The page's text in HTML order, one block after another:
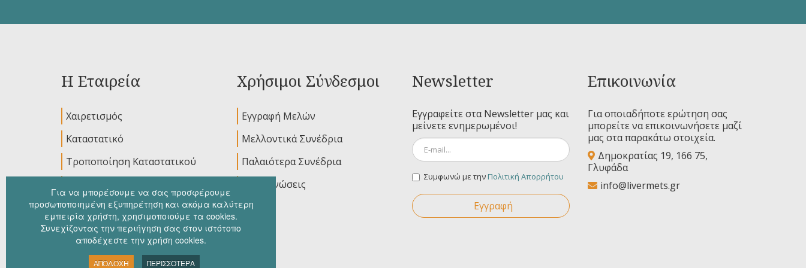
Η Εταιρεία
Χαιρετισμός
Καταστατικό
Τροποποίηση Καταστατικού
Χρήσιμοι Σύνδεσμοι
Εγγραφή Μελών
Μελλοντικά Συνέδρια
Παλαιότερα Συνέδρια
Ανακοινώσεις
Newsletter
Εγγραφείτε στα Newsletter μας και
μείνετε ενημερωμένοι!
Συμφωνώ με τηνΠολιτική Απορρήτου
Εγγραφή
Επικοινωνία
Για οποιαδήποτε ερώτηση σας
μπορείτε να επικοινωνήσετε μαζί
μας στα παρακάτω στοιχεία.
Δημοκρατίας 19, 166 75,
Γλυφάδα
info@livermets.gr
Για να μπορέσουμε να σας προσφέρουμε
προσωποποιημένη εξυπηρέτηση και ακόμα καλύτερη
εμπειρία χρήστη, χρησιμοποιούμε τα cookies.
Συνεχίζοντας την περιήγηση σας στον ιστότοπο
αποδέχεστε την χρήση cookies.
ΑΠΟΔΟΧΗ ΠΕΡΙΣΣΟΤΕΡΑ